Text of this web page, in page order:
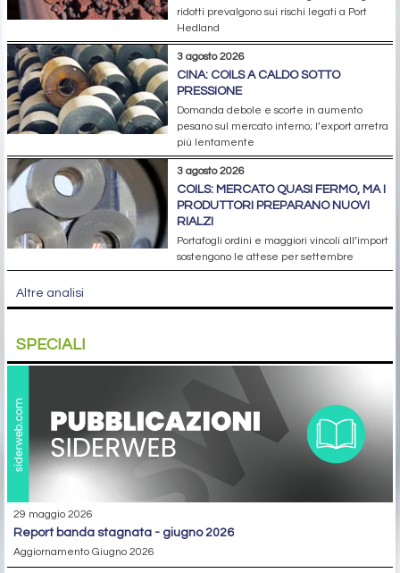
ridotti prevalgono sui rischi legati a Port
Hedland
3 agosto 2026
CINA: COILS A CALDO SOTTO
PRESSIONE
Domanda debole e scorte in aumento
pesano sul mercato interno; l’export arretra
più lentamente
3 agosto 2026
COILS: MERCATO QUASI FERMO, MA I
PRODUTTORI PREPARANO NUOVI
RIALZI
Portafogli ordini e maggiori vincoli all’import
sostengono le attese per settembre
Altre analisi
SPECIALI
29 maggio 2026
report banda stagnata - giugno 2026
Aggiornamento Giugno 2026